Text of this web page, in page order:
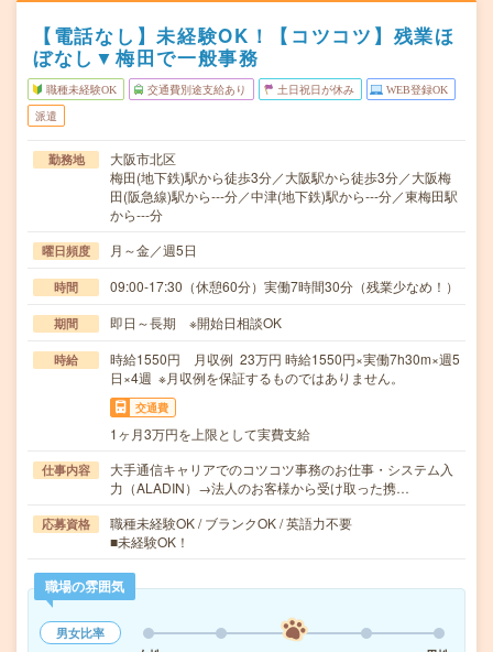
【電話なし】未経験OK！【コツコツ】残業ほ
ぼなし▼梅田で一般事務
職種未経験OK 交通費別途支給あり 土日祝日が休み WEB登録OK
派遣
勤務地
大阪市北区
梅田(地下鉄)駅から徒歩3分／大阪駅から徒歩3分／大阪梅
田(阪急線)駅から---分／中津(地下鉄)駅から---分／東梅田駅
から---分
曜日頻度 月～金／週5日
時間 09:00-17:30（休憩60分）実働7時間30分（残業少なめ！）
期間 即日～長期 ※開始日相談OK
時給
時給1550円 月収例 23万円 時給1550円×実働7h30m×週5
日×4週 ※月収例を保証するものではありません。
交通費
1ヶ月3万円を上限として実費支給
仕事内容
大手通信キャリアでのコツコツ事務のお仕事・システム入
力（ALADIN）→法人のお客様から受け取った携…
応募資格
職種未経験OK / ブランクOK / 英語力不要
■未経験OK！
職場の雰囲気
男女比率